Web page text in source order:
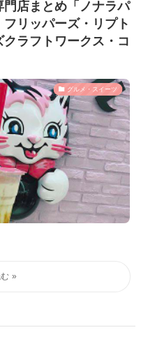
門店まとめ「ノナラパ
リッパーズ・リプト
ラフトワークス・コ
グルメ・スイーツ